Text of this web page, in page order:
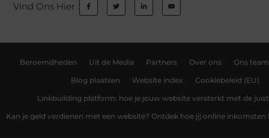
Vind Ons Hier :
Beroemdheden Uit de Media Partners Over ons Ons team
Blog plaatsen Website index Cookiebeleid (EU)
Linkbuilding platform: hoe je jouw website versterkt met de
Kan je geld verdienen met een website? Ontdek hoe jij online